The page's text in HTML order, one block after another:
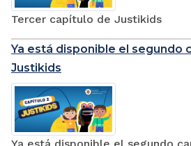
Tercer capítulo de Justikids
Ya está disponible el segundo
Justikids